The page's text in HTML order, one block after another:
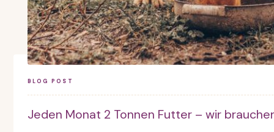
BLOG POST
Jeden Monat 2 Tonnen Futter – wir